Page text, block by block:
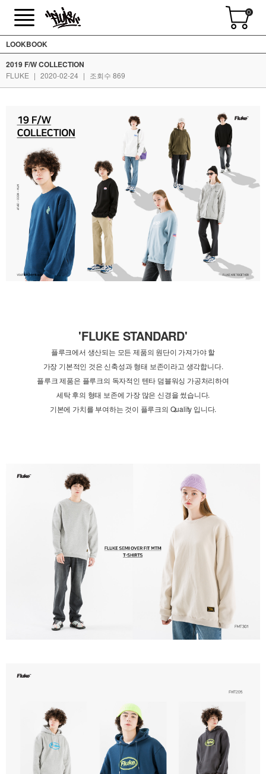
0
LOOKBOOK
2019 F/W COLLECTION
FLUKE | 2020-02-24 | 조회수 869
'FLUKE STANDARD'
플루크에서 생산되는 모든 제품의 원단이 가져가야 할
가장 기본적인 것은 신축성과 형태 보존이라고 생각합니다.
플루크 제품은 플루크의 독자적인 텐타 덤블워싱 가공처리하여
세탁 후의 형태 보존에 가장 많은 신경을 썼습니다.
기본에 가치를 부여하는 것이 플루크의 Quality 입니다.